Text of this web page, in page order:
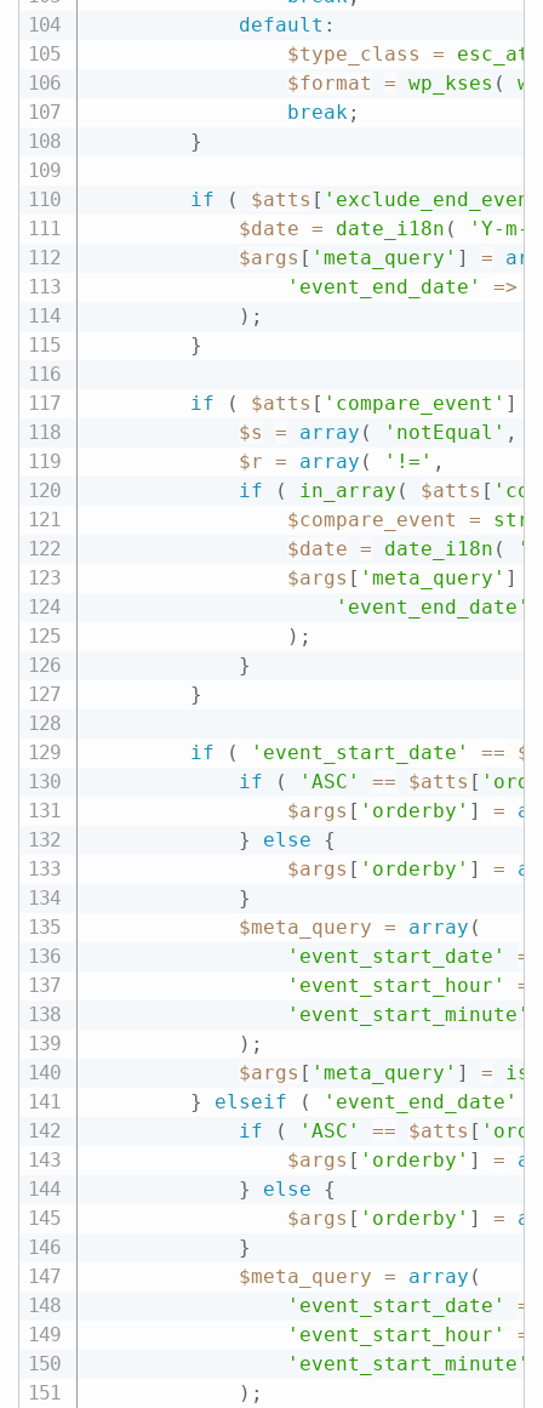
default :
$type_class
=
$format
= wp_kses (
break;
}
if ( $atts [
$date = date_i18n (
'Y-m-
$args [ 'meta_query' ] =
'event_end_date'
=>
) ;
}
if ( $atts [ 'compare_event' ]
$s
= array ( 'notEqual' ,
$r = array ( '!=' ,
if
( in_array ( $atts [
$compare_event
=
$date = date_i18n (
$args [ 'meta_query' ]
'event_end_date'
) ;
}
}
if ( 'event_start_date' ==
if
( 'ASC' == $atts [
$args [ 'orderby' ] =
}
else
{
$args [ 'orderby' ] =
}
$meta_query = array (
'event_start_date'
=
'event_start_hour'
=
'event_start_minute'
) ;
$args [ 'meta_query' ] =
}
elseif ( 'event_end_date'
if
( 'ASC' == $atts [
$args [ 'orderby' ] =
}
else
{
$args [ 'orderby' ] =
}
$meta_query = array (
'event_start_date'
=
'event_start_hour'
=
'event_start_minute'
) ;